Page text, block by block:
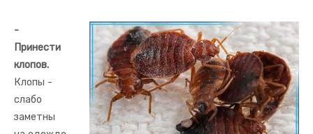
-
Принести
клопов.
Клопы -
слабо
заметны